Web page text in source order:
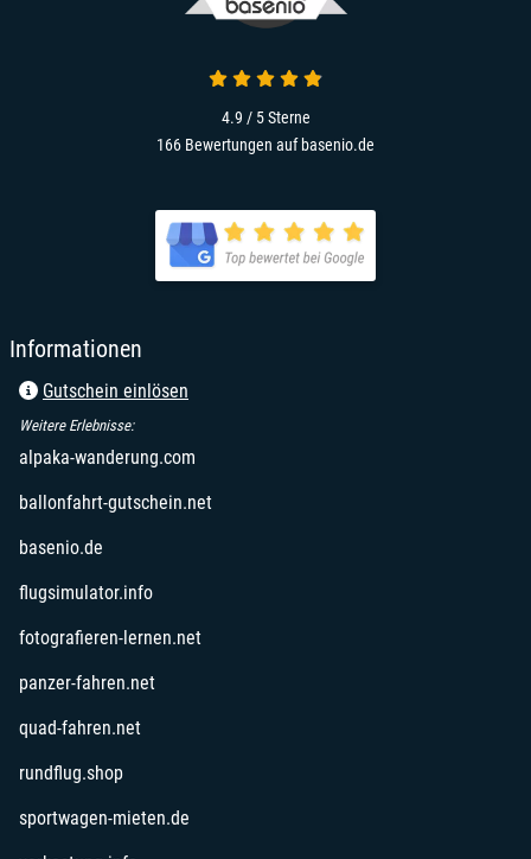
4.9 / 5Sterne
166 Bewertungen auf basenio.de
Informationen
Gutschein einlösen
Weitere Erlebnisse:
alpaka-wanderung.com
ballonfahrt-gutschein.net
basenio.de
flugsimulator.info
fotografieren-lernen.net
panzer-fahren.net
quad-fahren.net
rundflug.shop
sportwagen-mieten.de